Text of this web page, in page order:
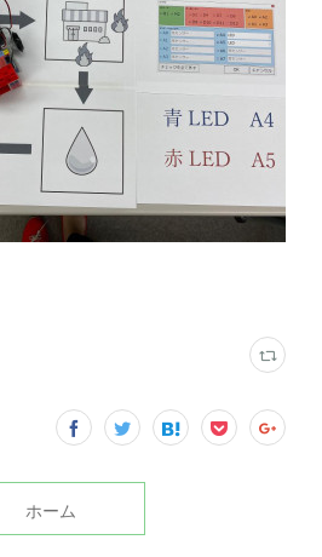
ホーム